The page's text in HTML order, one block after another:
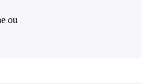
ou